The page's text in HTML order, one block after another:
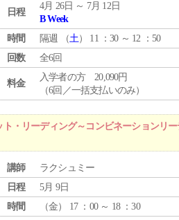
日程
4月 26日 ～ 7月 12日
B Week
時間
隔週 （土） 11 ：30 ～ 12 ：50
回数
全6回
料金
入学者の方 20,090円
（6回／一括支払いのみ）
・リーディング～コンビネーションリ
講師
ラクシュミー
日程
5月 9日
時間
（金） 17 ：00 ～ 18 ：30